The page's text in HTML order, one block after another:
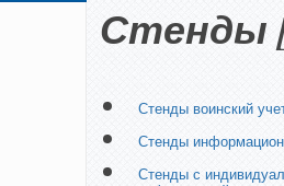
Стенды
Стенды воинский
Стенды
Стенды с